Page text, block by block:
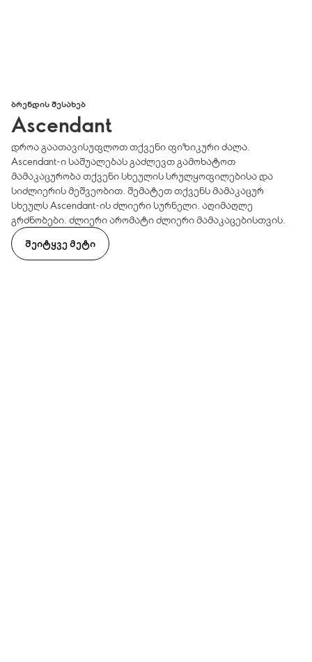
ᲑᲠᲔᲜᲓᲘᲡ ᲨᲔᲡᲐᲮᲔᲑ
Ascendant
დროა გაათავისუფლოთ თქვენი ფიზიკური ძალა.
Ascendant-ი საშუალებას გაძლევთ გამოხატოთ
მამაკაცურობა თქვენი სხეულის სრულყოფილებისა და
სიძლიერის მეშვეობით. შემატეთ თქვენს მამაკაცურ
სხეულს Ascendant-ის ძლიერი სურნელი. აღიმაღლე
გრძნობები. ძლიერი არომატი ძლიერი მამაკაცებისთვის.
ᲨᲔᲘᲢᲧᲕᲔ ᲛᲔᲢᲘ